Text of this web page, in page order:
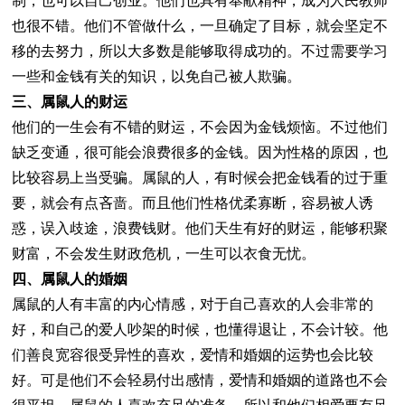
也很不错。他们不管做什么，一旦确定了目标，就会坚定不
移的去努力，所以大多数是能够取得成功的。不过需要学习
一些和金钱有关的知识，以免自己被人欺骗。
三、属鼠人的财运
他们的一生会有不错的财运，不会因为金钱烦恼。不过他们
缺乏变通，很可能会浪费很多的金钱。因为性格的原因，也
比较容易上当受骗。属鼠的人，有时候会把金钱看的过于重
要，就会有点吝啬。而且他们性格优柔寡断，容易被人诱
惑，误入歧途，浪费钱财。他们天生有好的财运，能够积聚
财富，不会发生财政危机，一生可以衣食无忧。
四、属鼠人的婚姻
属鼠的人有丰富的内心情感，对于自己喜欢的人会非常的
好，和自己的爱人吵架的时候，也懂得退让，不会计较。他
们善良宽容很受异性的喜欢，爱情和婚姻的运势也会比较
好。可是他们不会轻易付出感情，爱情和婚姻的道路也不会